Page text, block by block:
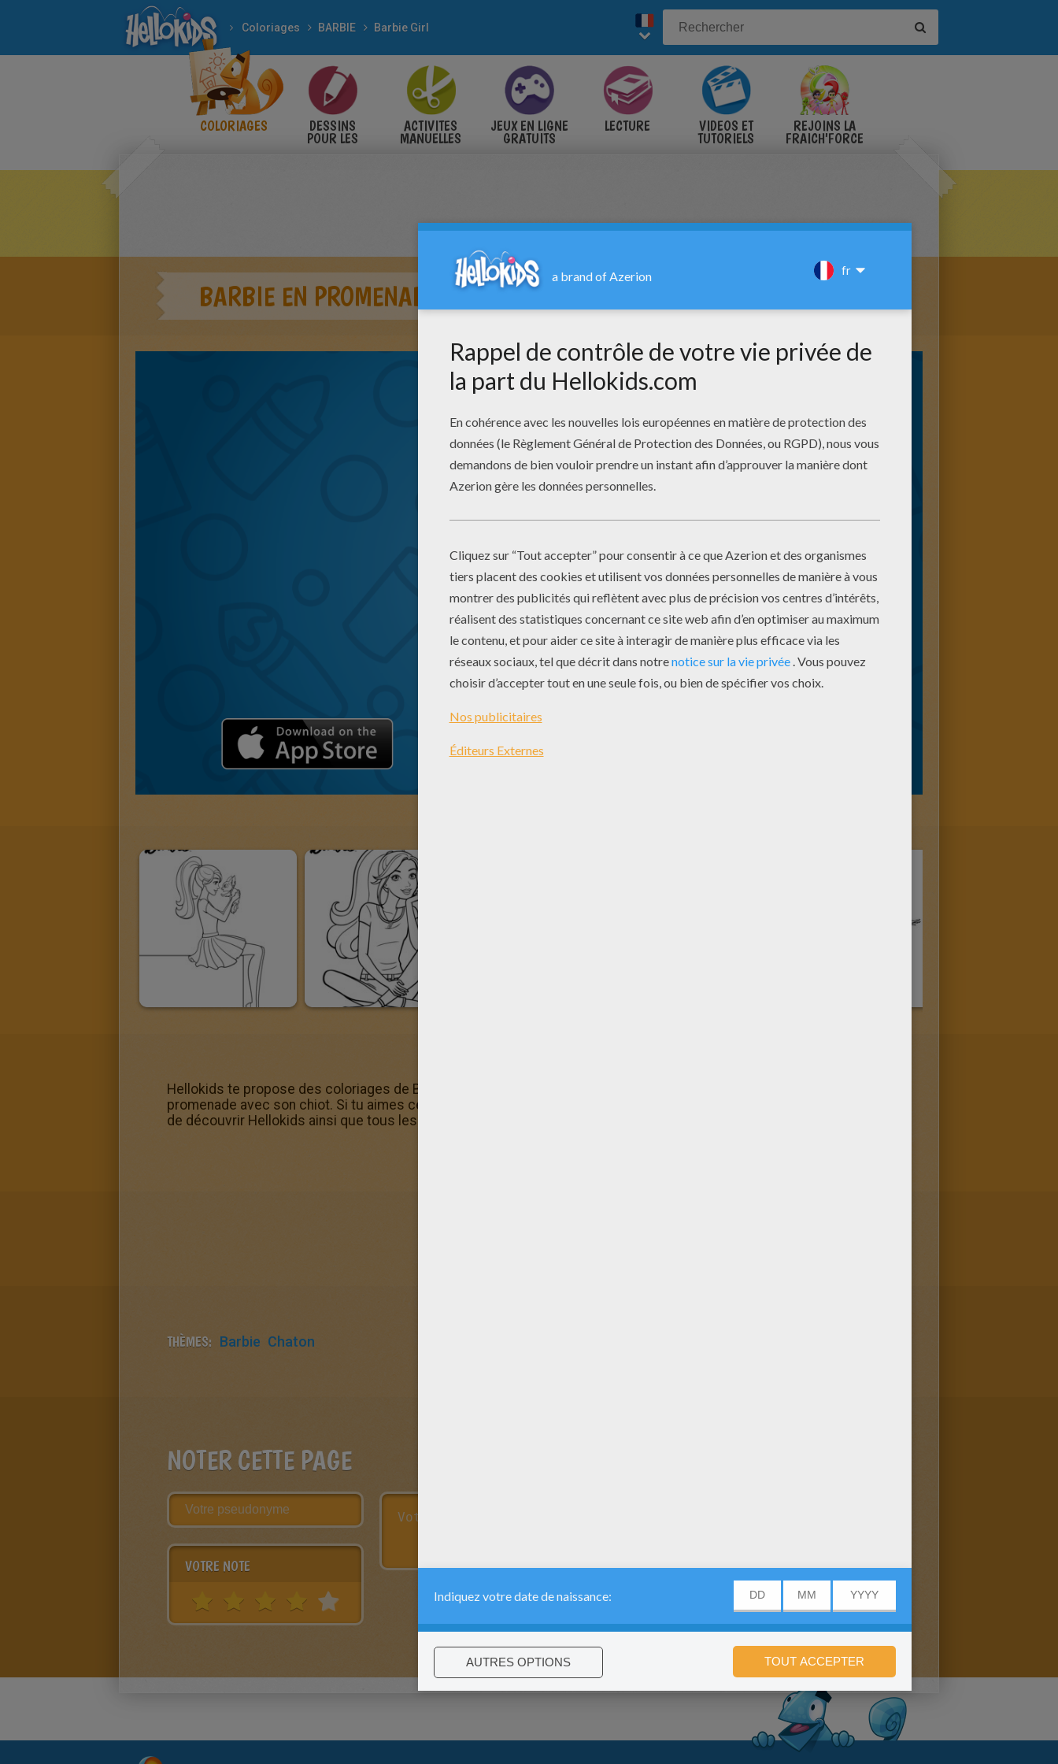
Coloriages BARBIE Barbie Girl
COLORIAGES DESSINS
POUR LES
ACTIVITES
MANUELLES
JEUX EN LIGNE
GRATUITS
LECTURE VIDÉOS ET
TUTORIELS
REJOINS LA
FRAICH'FORCE
BARBIE EN PROMENADE AVEC SON CHIOT
Hellokids te propose des coloriages de Barbie. Parmi eux, tu trouveras entre autres le coloriage Barbie Barbie en
promenade avec son chiot. Si tu aimes ce coloriage Barbie Barbie en promenade avec son chiot, propose à tes amis
de découvrir Hellokids ainsi que tous les contenus pour enfants que nous te proposons.
THÈMES: Barbie Chaton
NOTER CETTE PAGE
VOTRE NOTE